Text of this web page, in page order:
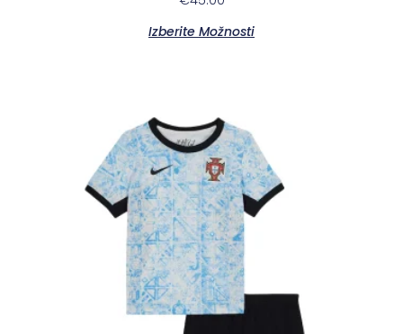
Izberite Možnosti